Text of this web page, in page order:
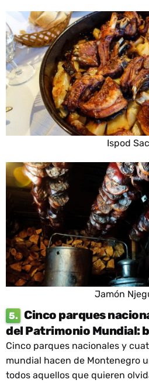
Ispod
Jamón
5. Cinco parques
del Patrimonio Mundial:
Cinco parques nacionales y
mundial hacen de Montenegro
todos aquellos que quieren